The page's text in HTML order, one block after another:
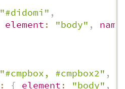
"#didomi" ,
element : "body" , name
"#cmpbox, #cmpbox2" ,
: { element : "body" ,